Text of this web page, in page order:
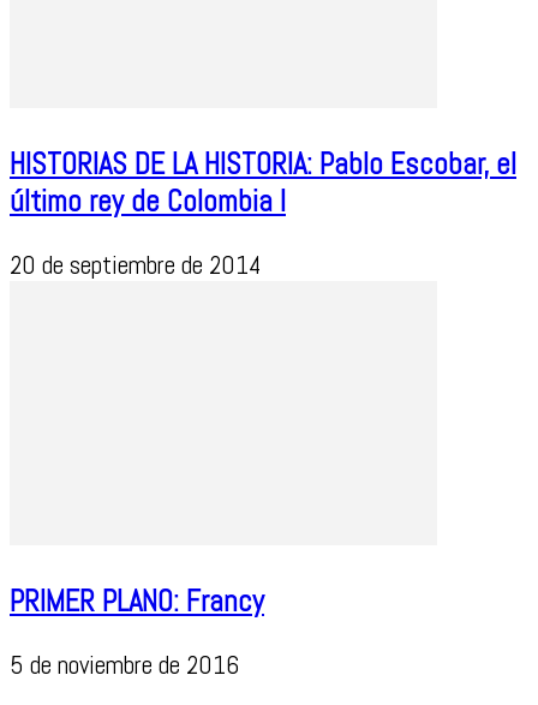
HISTORIAS DE LA HISTORIA: Pablo Escobar, el
último rey de Colombia I
20 de septiembre de 2014
PRIMER PLANO: Francy
5 de noviembre de 2016